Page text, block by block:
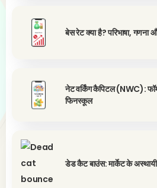
बेस रेट क्या है? परिभाषा, गणना
नेट वर्किंग कैपिटल (NWC):
फिनस्कूल
डेड कैट बाउंस: मार्केट के